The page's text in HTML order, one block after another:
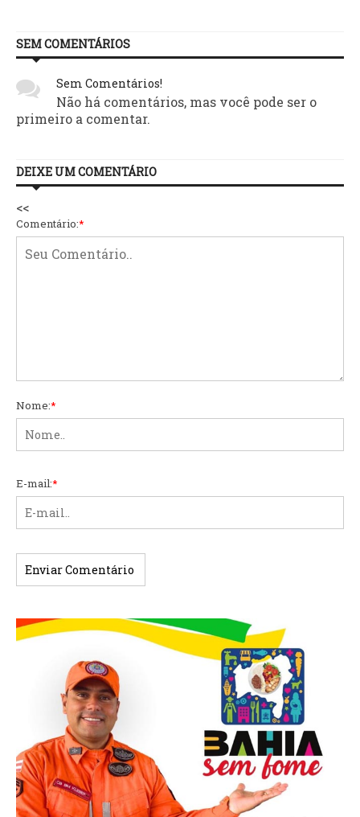
SEM COMENTÁRIOS
Sem Comentários!
Não há comentários, mas você pode ser o
primeiro a comentar.
DEIXE UM COMENTÁRIO
<<
Comentário:*
Nome:*
E-mail:*